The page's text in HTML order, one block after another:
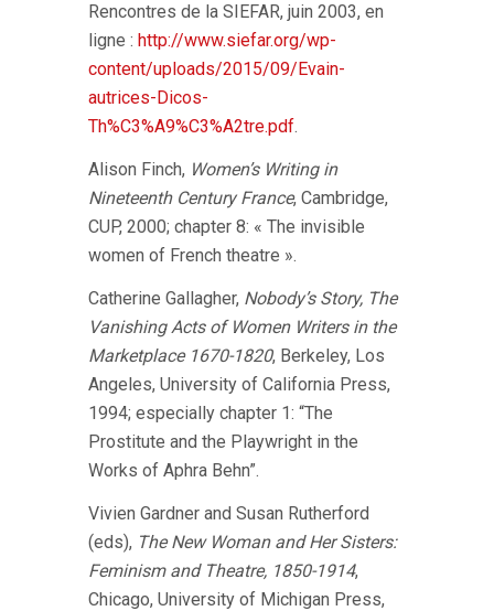
Rencontres de la SIEFAR, juin 2003, en
ligne : http://www.siefar.org/wp-
content/uploads/2015/09/Evain-
autrices-Dicos-
Th%C3%A9%C3%A2tre.pdf.
Alison Finch, Women’s Writing in
Nineteenth Century France, Cambridge,
CUP, 2000; chapter 8: « The invisible
women of French theatre ».
Catherine Gallagher, Nobody’s Story, The
Vanishing Acts of Women Writers in the
Marketplace 1670-1820, Berkeley, Los
Angeles, University of California Press,
1994; especially chapter 1: “The
Prostitute and the Playwright in the
Works of Aphra Behn”.
Vivien Gardner and Susan Rutherford
(eds), The New Woman and Her Sisters:
Feminism and Theatre, 1850-1914,
Chicago, University of Michigan Press,